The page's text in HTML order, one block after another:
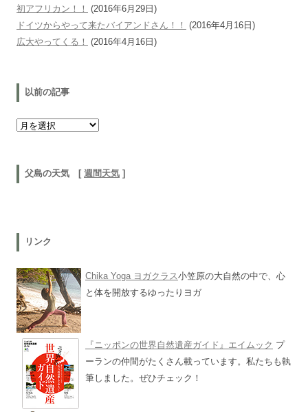
初アフリカン！！
(2016年6月29日)
ドイツからやって来たバイアンドさん！！
(2016年4月16日)
広大やってくる！
(2016年4月16日)
以前の記事
以前の記事
父島の天気 [ 週間天気 ]
リンク
Chika Yoga ヨガクラス小笠原の大自然の中で、心
と体を開放するゆったりヨガ
『ニッポンの世界自然遺産ガイド』エイムック プ
ーランの仲間がたくさん載っています。私たちも執
筆しました。ぜひチェック！